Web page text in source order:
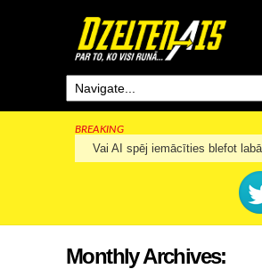
BREAKING
Rīga šogad svinēs 825.
Monthly Archives: